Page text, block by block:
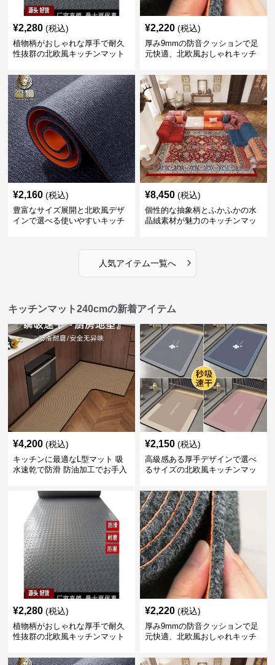
¥2,280 (税込)
植物柄がおしゃれな厚手で耐久
性抜群の北欧風キッチンマット
¥2,220 (税込)
厚み9mmの防音クッションで足
元快適、北欧風おしゃれキッチ
¥2,160 (税込)
豊富なサイズ展開と北欧風デザ
インで選べる使いやすいキッチ
¥8,450 (税込)
個性的な抽象柄とふかふかの水
晶絨素材が魅力のキッチンマッ
人気アイテム一覧へ ›
キッチンマット240cmの新着アイテム
¥4,200 (税込)
キッチンに最適なL型マット 吸
水速乾で防滑 防油加工でお手入
¥2,150 (税込)
高級感ある厚手デザインで選べ
るサイズの北欧風キッチンマッ
¥2,280 (税込)
植物柄がおしゃれな厚手で耐久
性抜群の北欧風キッチンマット
¥2,220 (税込)
厚み9mmの防音クッションで足
元快適、北欧風おしゃれキッチ